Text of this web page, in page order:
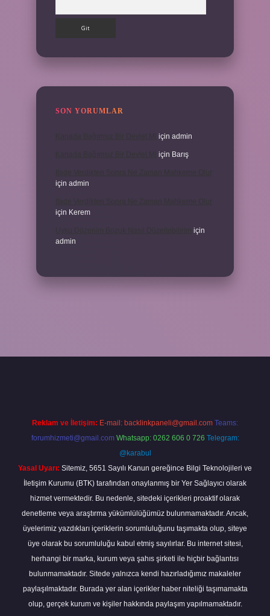
SON YORUMLAR
için admin
için Barış
için admin
için Kerem
için
admin
Reklam ve İletişim: E-mail: backlinkpaneli@gmail.com Teams:
forumhizmeti@gmail.com Whatsapp: 0262 606 0 726 Telegram:
@karabul
Yasal Uyarı: Sitemiz, 5651 Sayılı Kanun gereğince Bilgi Teknolojileri ve
İletişim Kurumu (BTK) tarafından onaylanmış bir Yer Sağlayıcı olarak
hizmet vermektedir. Bu nedenle, sitedeki içerikleri proaktif olarak
denetleme veya araştırma yükümlülüğümüz bulunmamaktadır. Ancak,
üyelerimiz yazdıkları içeriklerin sorumluluğunu taşımakta olup, siteye
üye olarak bu sorumluluğu kabul etmiş sayılırlar. Bu internet sitesi,
herhangi bir marka, kurum veya şahıs şirketi ile hiçbir bağlantısı
bulunmamaktadır. Sitede yalnızca kendi hazırladığımız makaleler
paylaşılmaktadır. Burada yer alan içerikler haber niteliği taşımamakta
olup, gerçek kurum ve kişiler hakkında paylaşım yapılmamaktadır.